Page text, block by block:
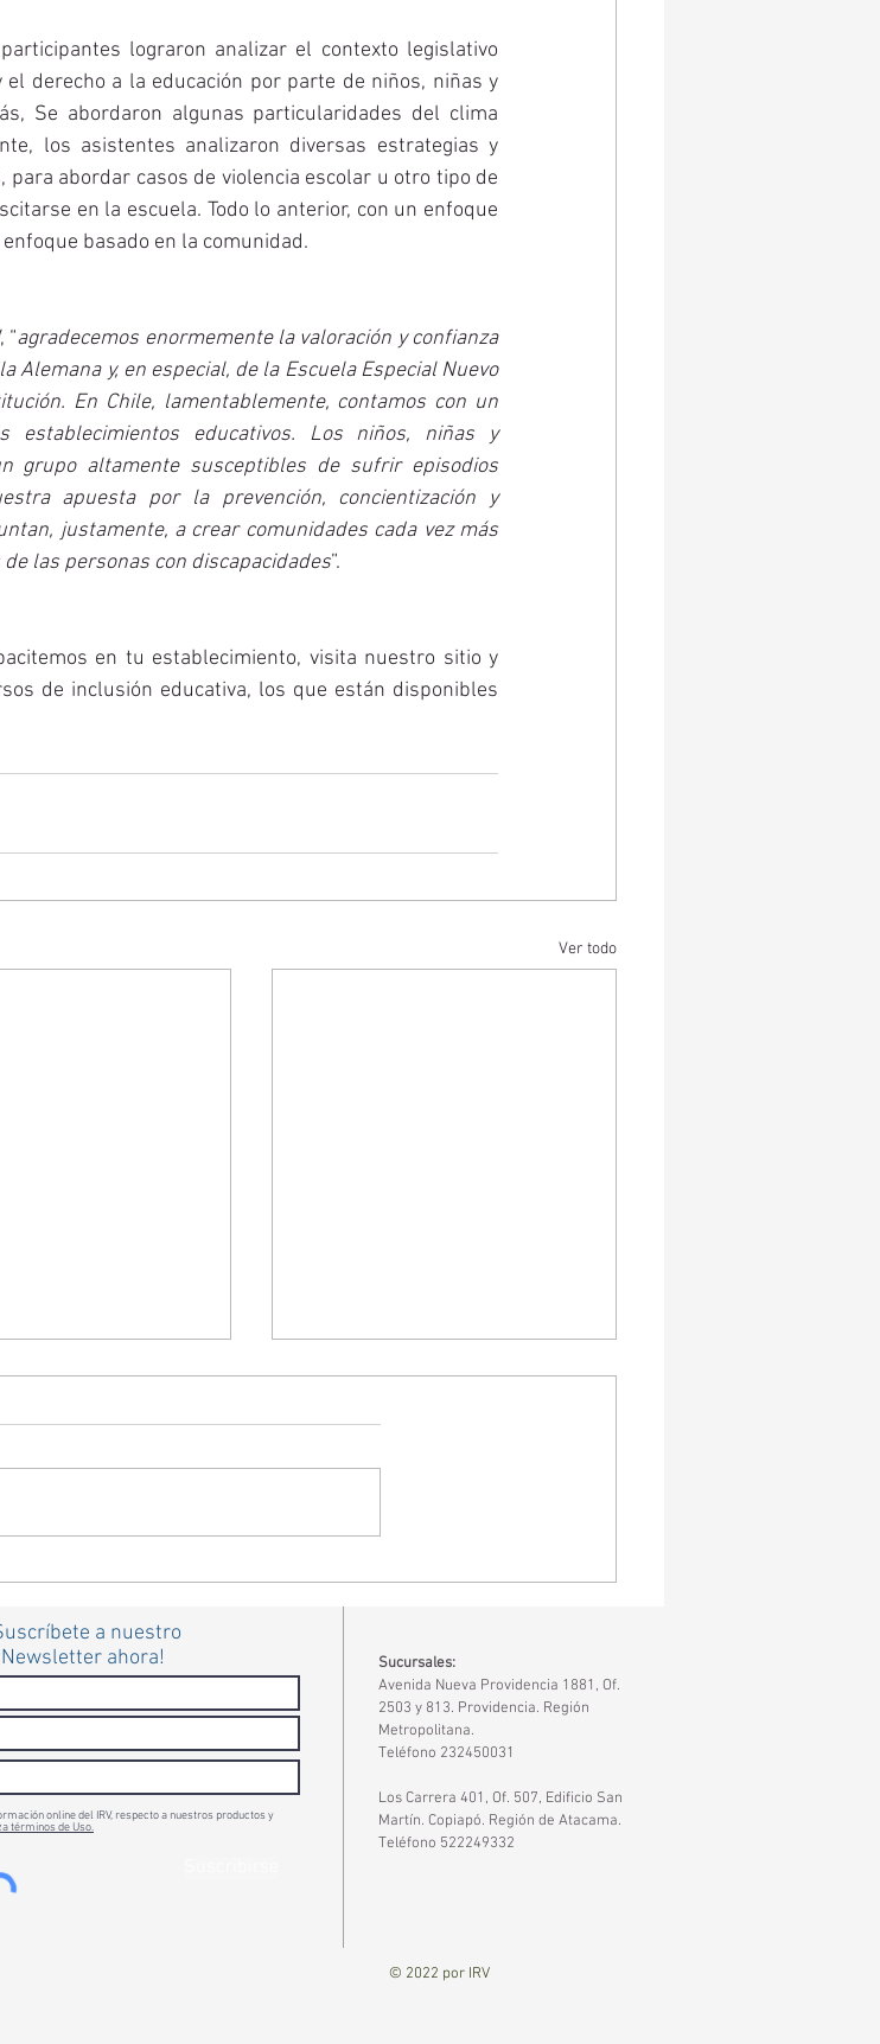
lograron analizar el contexto legislativo
derecho a la educación por parte de niños, niñas y
Se abordaron algunas particularidades del clima
los asistentes analizaron diversas estrategias y
abordar casos de violencia escolar u otro tipo de
en la escuela. Todo lo anterior, con un enfoque
basado en la comunidad.
“agradecemos enormemente la valoración y confianza
Alemana y, en especial, de la Escuela Especial Nuevo
En Chile, lamentablemente, contamos con un
educativos. Los niños, niñas y
grupo altamente susceptibles de sufrir episodios
apuesta por la prevención, concientización y
justamente, a crear comunidades cada vez más
las personas con discapacidades”.
en tu establecimiento, visita nuestro sitio y
de inclusión educativa, los que están disponibles
Ver todo
esta pandemia.a nuestro
Newsletter ahora!
online del IRV, respecto a nuestros productos y
términos de Uso.
Sucursales:
Avenida Nueva Providencia 1881, Of.
2503 y 813. Providencia. Región
Metropolitana.
Teléfono 232450031
Los Carrera 401, Of. 507, Edificio San
Martín. Copiapó. Región de Atacama.
Teléfono 522249332
© 2022 por IRV